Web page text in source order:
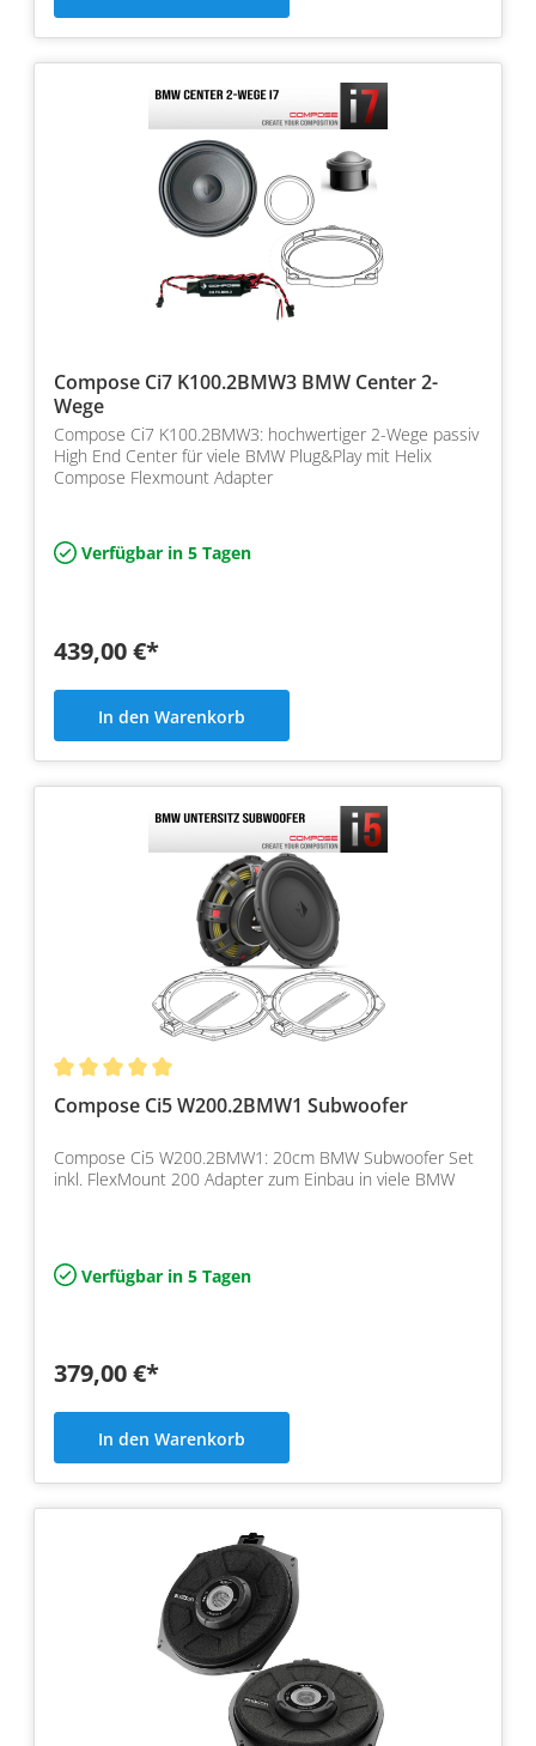
Compose Ci7 K100.2BMW3 BMW Center 2-
Wege
Compose Ci7 K100.2BMW3: hochwertiger 2-Wege passiv
High End Center für viele BMW Plug&Play mit Helix
Compose Flexmount Adapter
Verfügbar in 5 Tagen
439,00 €*
In den Warenkorb
Compose Ci5 W200.2BMW1 Subwoofer
Compose Ci5 W200.2BMW1: 20cm BMW Subwoofer Set
inkl. FlexMount 200 Adapter zum Einbau in viele BMW
Verfügbar in 5 Tagen
379,00 €*
In den Warenkorb